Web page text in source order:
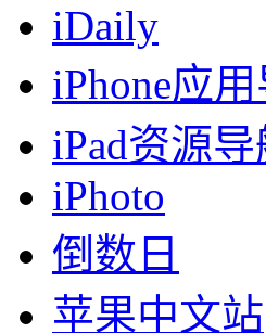
iDaily
iPhone应
iPad资源导
iPhoto
倒数日
苹果中文站